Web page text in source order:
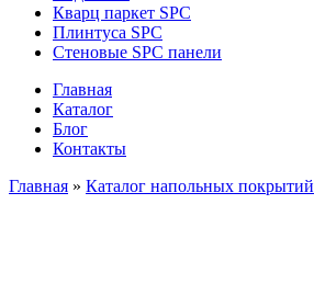
Кварц паркет SPC
Плинтуса SPC
Стеновые SPC панели
Главная
Каталог
Блог
Контакты
Главная » Каталог напольных покрытий